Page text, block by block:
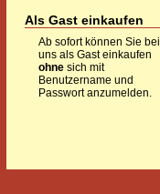
Als Gast einkaufen
Ab sofort können Sie bei
uns als Gast einkaufen
ohne sich mit
Benutzername und
Passwort anzumelden.